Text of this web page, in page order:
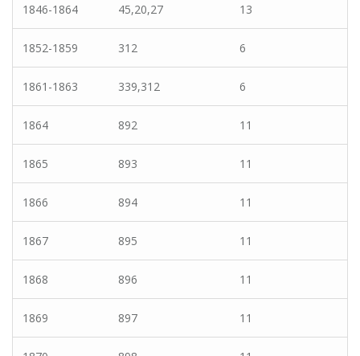
1846-1864 45,20,27 13
1852-1859 312 6
1861-1863 339,312 6
1864 892 11
1865 893 11
1866 894 11
1867 895 11
1868 896 11
1869 897 11